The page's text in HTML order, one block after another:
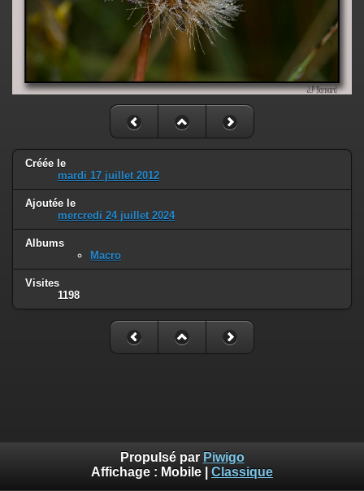
Créée le
mardi 17 juillet 2012
Ajoutée le
mercredi 24 juillet 2024
Albums
Macro
Visites
1198
Propulsé par Piwigo
Affichage : Mobile Classique